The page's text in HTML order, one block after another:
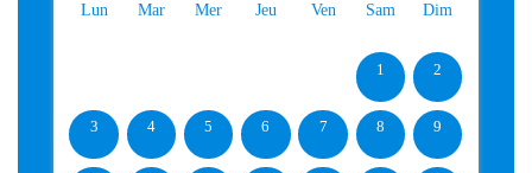
Lun Mar Mer Jeu Ven Sam Dim
1 2
3 4 5 6 7 8 9